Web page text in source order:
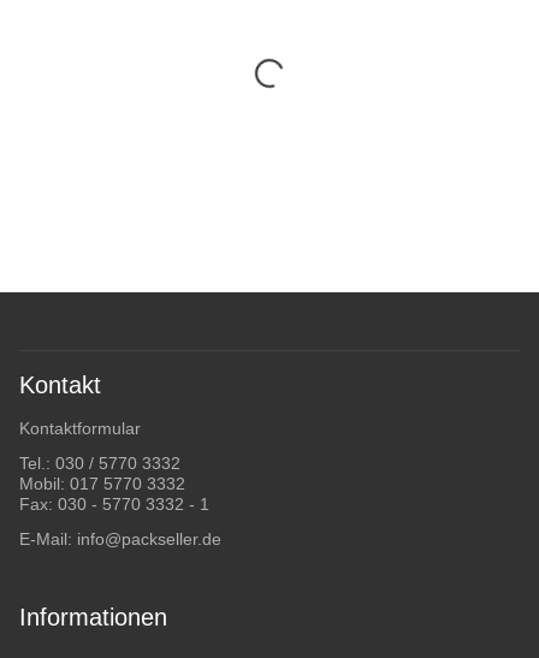
Kontakt
Kontaktformular
Tel.: 030 / 5770 3332
Mobil: 017 5770 3332
Fax: 030 - 5770 3332 - 1
E-Mail: info@packseller.de
Informationen